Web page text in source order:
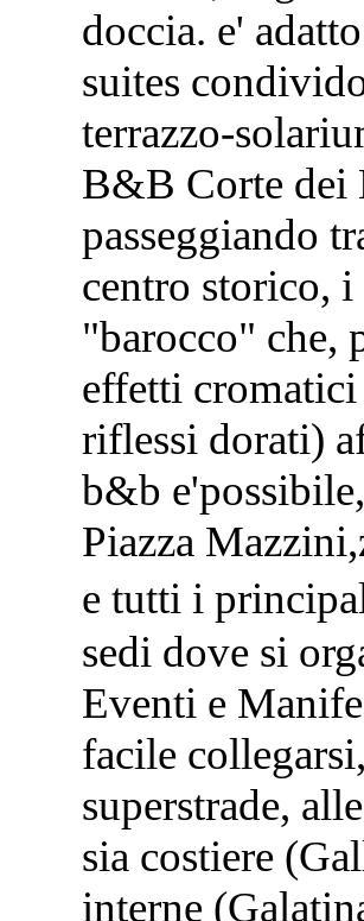
doccia. e'
suites
terrazzo-
B&B Corte dei
passeggiando
centro storico,
"barocco" che,
effetti
riflessi dorati)
b&b
Piazza
e tutti i
sedi dove si
Eventi e
facile
superstrade,
sia costiere
interne